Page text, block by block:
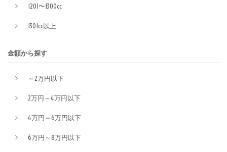
1201〜1300cc
1301cc以上
金額から探す
～2万円以下
2万円～4万円以下
4万円～6万円以下
6万円～8万円以下